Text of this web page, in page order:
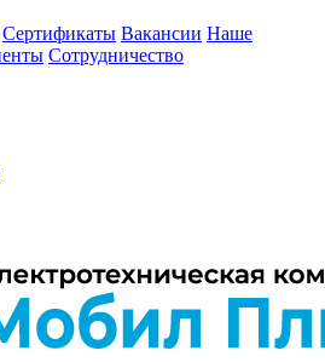
Сертификаты Вакансии Наше
Сотрудничество